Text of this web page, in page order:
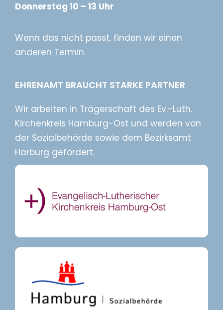
Donnerstag 10 – 13 Uhr
Wenn das nicht passt, finden wir einen
anderen Termin.
EHRENAMT BRAUCHT STARKE PARTNER
Wir arbeiten in Trägerschaft des Ev.-Luth.
Kirchenkreis Hamburg-Ost und werden von
der Sozialbehörde sowie dem Bezirksamt
Harburg gefördert.